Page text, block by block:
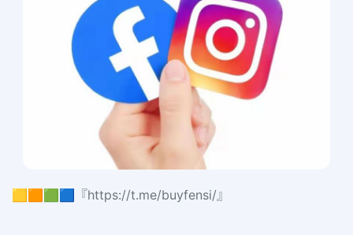
🟨🟧🟩🟦『https://t.me/buyfensi/』